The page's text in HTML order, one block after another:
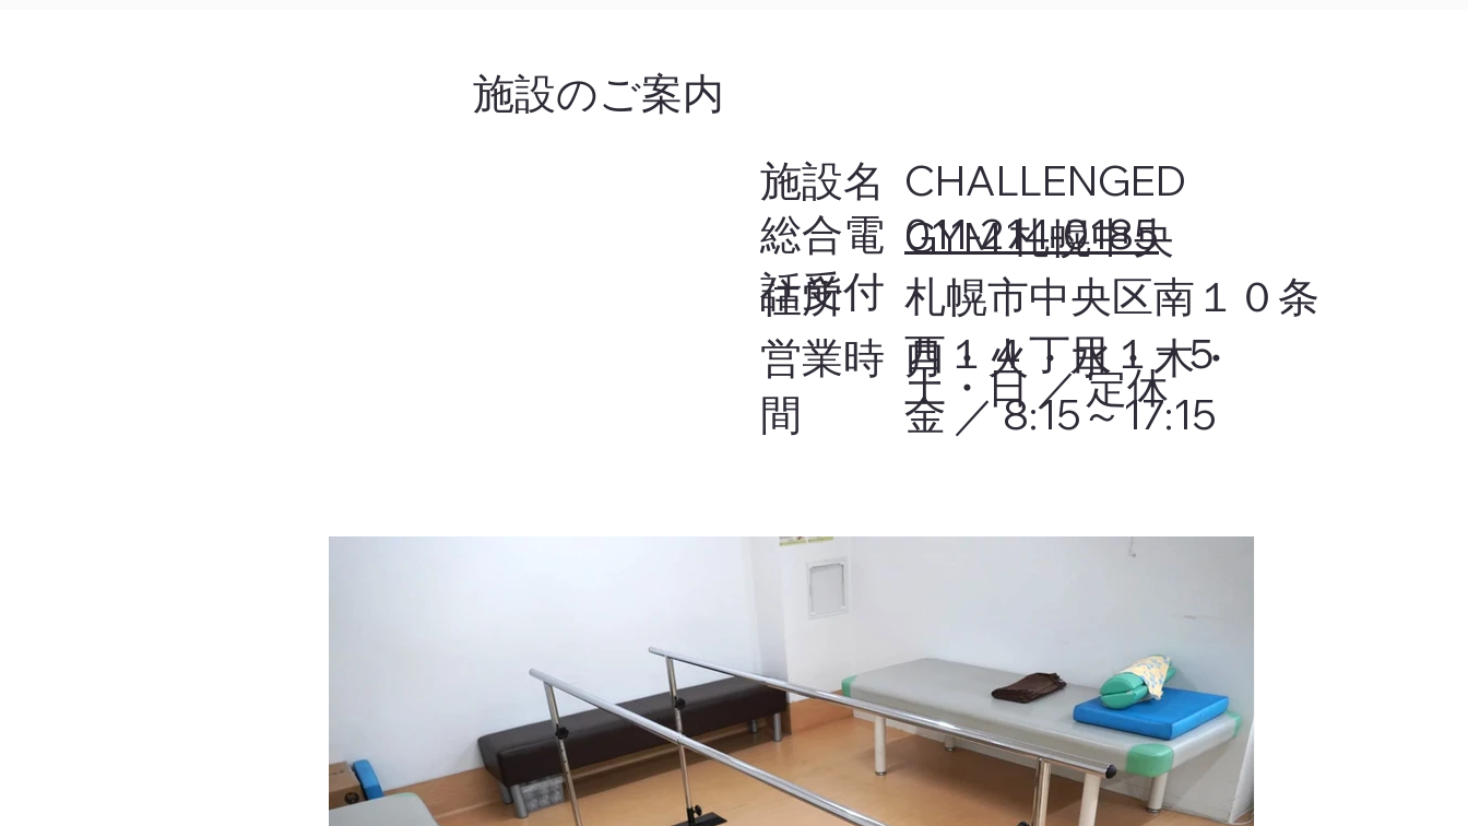
​施設のご案内
施設名
​総合電
話受付
​住所
営業時
間
CHALLENGED
GYM 札幌中央
011-214-0185
札幌市中央区南１０条
西１４丁目１−５
月・火・水・木・
金 ／ 8:15～17:15
土・日 ／ 定休